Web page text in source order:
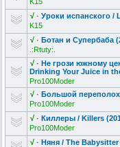
√ · Уроки испанского /
K15
√ · Ботан и Супербаба
.:Rtuty:.
√ · Не грози южному
Drinking Your Juice in
Pro100Moder
√ · Большой переполох
Pro100Moder
√ · Киллеры / Killers
Pro100Moder
√ · Няня / The Babysitter